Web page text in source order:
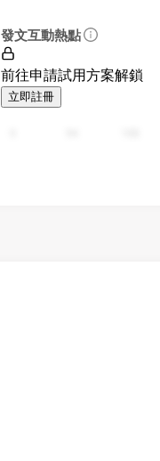
發文互動熱點
前往申請試用方案解鎖
立即註冊